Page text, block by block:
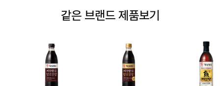
같은 브랜드 제품보기